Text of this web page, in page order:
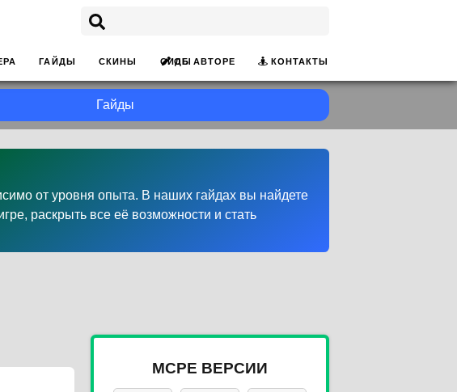
ГАЙДЫ СКИНЫ СИДЫОБ АВТОРЕ КОНТАКТЫ
Гайды
от уровня опыта. В наших гайдах вы найдете
раскрыть все её возможности и стать
MCPE ВЕРСИИ